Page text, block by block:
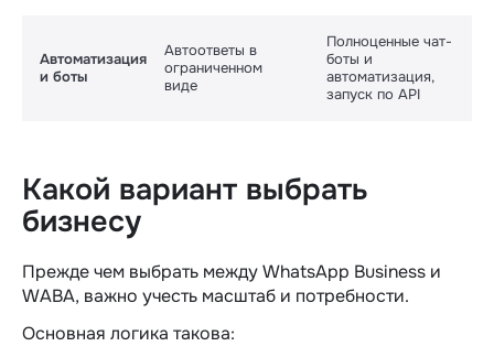
Автоматизация
и боты
Автоответы в
ограниченном
виде
Полноценные чат-
боты и
автоматизация,
запуск по API
Какой вариант выбрать
бизнесу
Прежде чем выбрать между WhatsApp Business и
WABA, важно учесть масштаб и потребности.
Основная логика такова: